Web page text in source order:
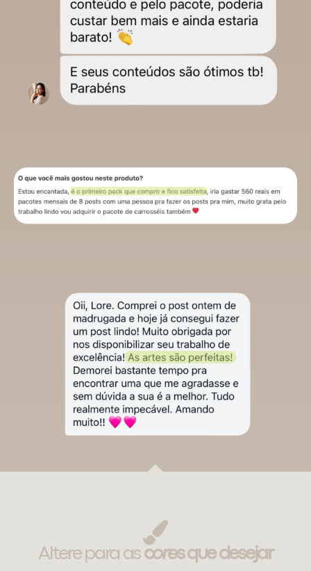
Altere para as cores que desejar